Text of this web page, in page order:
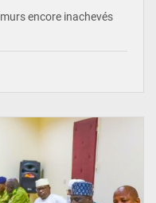
encore inachevés